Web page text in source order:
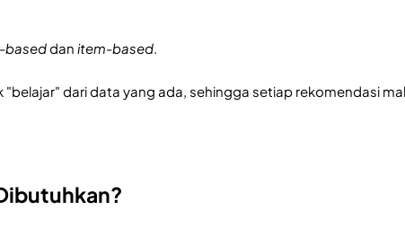
baseddan item-based.
dari data yang ada, sehingga setiap rekomendasi